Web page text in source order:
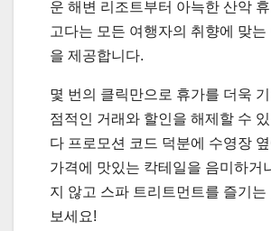
운 해변 리조트부터 아늑한 산악
고다는 모든 여행자의 취향에 맞는
을 제공합니다.
몇 번의 클릭만으로 휴가를 더욱
점적인 거래와 할인을 해제할 수
다 프로모션 코드 덕분에 수영장
가격에 맛있는 칵테일을 음미하거
지 않고 스파 트리트먼트를 즐기는
보세요!